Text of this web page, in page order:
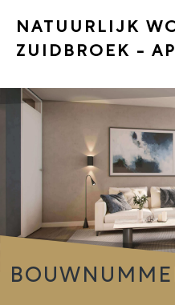
NATUURLIJK
ZUIDBROEK -